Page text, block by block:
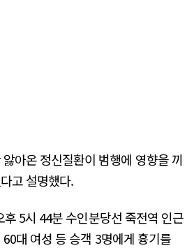
아온 정신질환이 범행에 영향을 끼
고 설명했다.
5시 44분 수인분당선 죽전역 인근
대 여성 등 승객 3명에게 흉기를